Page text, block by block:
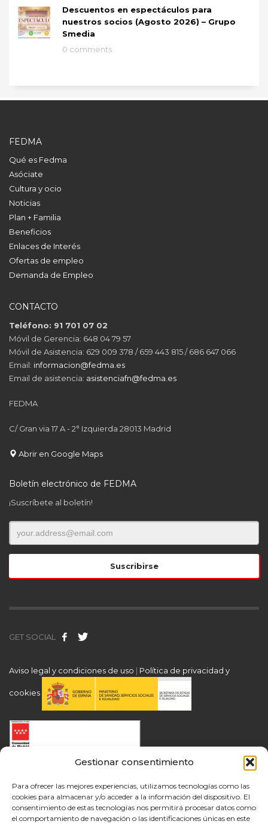
Gestionar consentimiento
Para ofrecer las mejores experiencias, utilizamos tecnologías como las
cookies para almacenar y/o acceder a la información del dispositivo. El
consentimiento de estas tecnologías nos permitirá procesar datos como
el comportamiento de navegación o las identificaciones únicas en este
Descuentos en espectáculos para
nuestros socios (Agosto 2026) – Grupo
Smedia
0 comments
FEDMA
Qué es Fedma
Asóciate
Cultura y ocio
Noticias
Plan + Familia
Beneficios
Enlaces de Interés
Ofertas de empleo
Demanda de Empleo
CONTACTO
Teléfono: 91 701 07 02
Móvil de Gerencia: 648 04 79 57
Móvil de Asistencia: 629 009 378 / 659 443 815 / 686 647 066
Email: informacion@fedma.es
Email de asistencia: asistenciafn@fedma.es
FEDMA
C/ Gran via 17 A - 2° Izquierda 28013 Madrid
Abrir en Google Maps
Boletín electrónico de FEDMA
¡Suscríbete al boletín!
GET SOCIAL
Aviso legal y condiciones de uso | Política de privacidad y
cookies